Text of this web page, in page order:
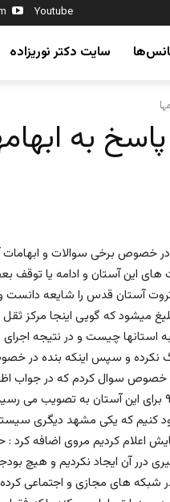
Youtube
سایت دکتر نوریزاده
به
خصوص برخى سوالات و
هاى اين آستان و ادامه يا توقف
آستان قدس را شایعه دانست
میشود که گویی اینجا مرکز
نكرده و سپس اينكه بنده در
سوال كردم كه در جواب
گذشت در زمان مديريت رئيسى هنگاميكه بودجه ى ۹۸ براى
كنيم كه يكى مشهد ديگرى
اعلام كرديم مروى اضافه كرد :
درر آن ايجاد نكرديم و هيچ
شبكه هاى مجازى و اجتماعى كرده